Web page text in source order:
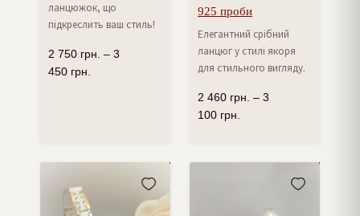
ланцюжок, що
підкреслить ваш стиль!
2 750 грн. – 3
450 грн.
925 проби
Елегантний срібний
ланцюг у стилі якоря
для стильного вигляду.
2 460 грн. – 3
100 грн.